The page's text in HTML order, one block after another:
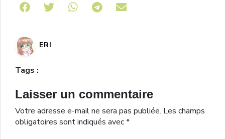
Share on Telegram
ERI
Tags :
Laisser un commentaire
Votre adresse e-mail ne sera pas publiée. Les champs
obligatoires sont indiqués avec*